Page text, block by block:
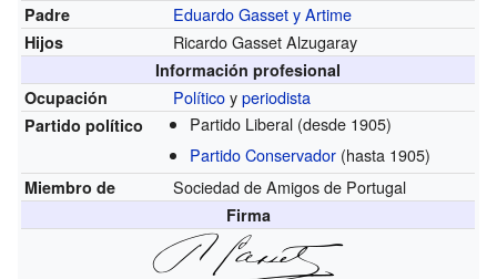
Padre
Eduardo Gasset y Artime
Hijos Ricardo Gasset Alzugaray
Información profesional
Ocupación
Políticoyperiodista
Partido político Partido Liberal (desde 1905)
Partido Conservador (hasta 1905)
Miembro de Sociedad de Amigos de Portugal
Firma